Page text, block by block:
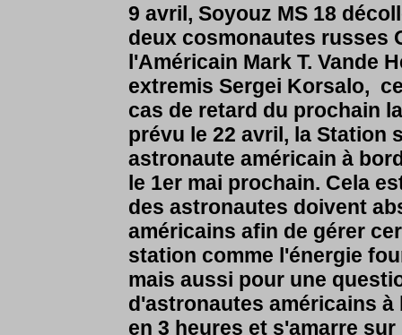
9 avril, Soyouz MS 18
deux cosmonautes russes
l'Américain Mark T. Vande
extremis Sergei Korsalo,
cas de retard du prochain
prévu le 22 avril, la Station
astronaute américain à
le 1er mai prochain. Cela
des astronautes doivent
américains afin de gérer
station comme l'énergie
mais aussi pour une
d'astronautes américains
en 3 heures et s'amarre